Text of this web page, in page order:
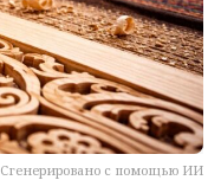
Сгенерировано с помощью ИИ